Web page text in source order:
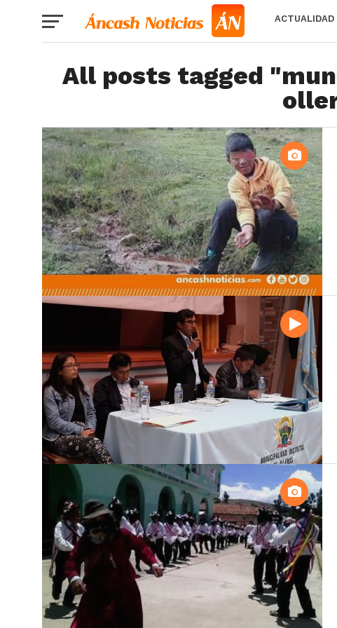
ACTUALIDAD
All posts tagged